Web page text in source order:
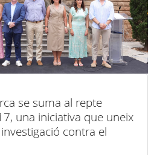
se suma al repte
una iniciativa que uneix
contra el